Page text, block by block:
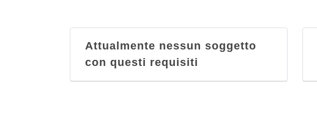
Attualmente nessun soggetto
con questi requisiti